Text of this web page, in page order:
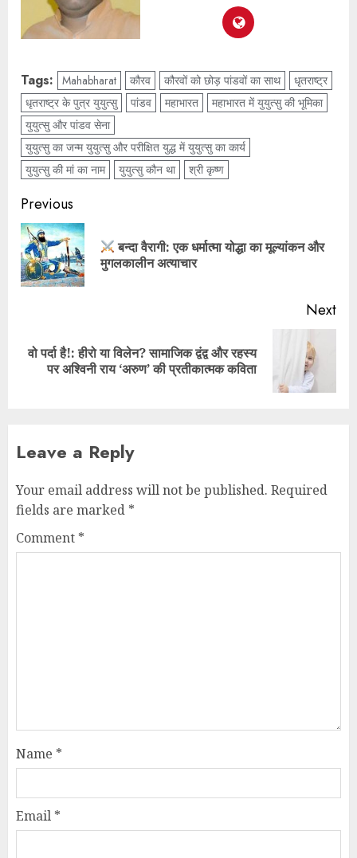
Tags: Mahabharat कौरव कौरवों को छोड़ पांडवों का साथ
धृतराष्ट्र
धृतराष्ट्र के पुत्र युयुत्सु
पांडव महाभारत
महाभारत में युयुत्सु की भूमिका
युयुत्सु और पांडव सेना
युयुत्सु का जन्म युयुत्सु और परीक्षित युद्ध में युयुत्सु का कार्य
युयुत्सु की मां का नाम
युयुत्सु कौन था श्री कृष्ण
Previous
बन्दा वैरागी: एक धर्मात्मा योद्धा का मूल्यांकन और
मुगलकालीन अत्याचार
Next
वो पर्दा है!: हीरो या विलेन? सामाजिक द्वंद्व और रहस्य
पर अश्विनी राय ‘अरुण’ की प्रतीकात्मक कविता
Leave a Reply
Your email address will not be published. Required
fields are marked *
Comment *
Name *
Email *